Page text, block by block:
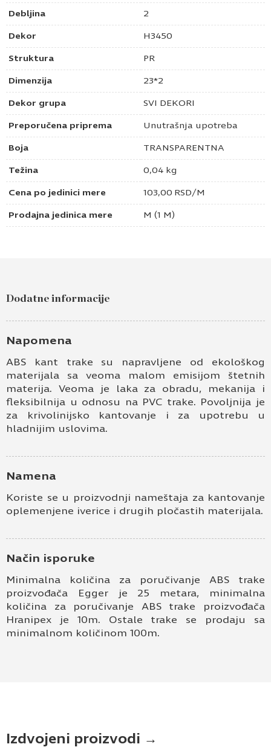
Debljina 2
Dekor H3450
Struktura PR
Dimenzija 23*2
Dekor grupa SVI DEKORI
Preporučena priprema Unutrašnja upotreba
Boja TRANSPARENTNA
Težina 0,04 kg
Cena po jedinici mere 103,00 RSD/M
Prodajna jedinica mere M (1 M)
Dodatne informacije
Napomena
ABS kant trake su napravljene od ekološkog
materijala sa veoma malom emisijom štetnih
materija. Veoma je laka za obradu, mekanija i
fleksibilnija u odnosu na PVC trake. Povoljnija je
za krivolinijsko kantovanje i za upotrebu u
hladnijim uslovima.
Namena
Koriste se u proizvodnji nameštaja za kantovanje
oplemenjene iverice i drugih pločastih materijala.
Način isporuke
Minimalna količina za poručivanje ABS trake
proizvođača Egger je 25 metara, minimalna
količina za poručivanje ABS trake proizvođača
Hranipex je 10m. Ostale trake se prodaju sa
minimalnom količinom 100m.
Izdvojeni proizvodi →